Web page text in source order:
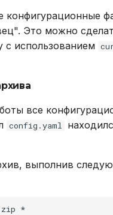
конфигурационные
Это можно
с использованием
все
config.yaml
выполнив